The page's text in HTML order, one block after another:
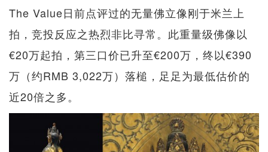
The Value日前点评过的无量佛立像刚于米兰上
拍，竞投反应之热烈非比寻常。此重量级佛像以
€20万起拍，第三口价已升至€200万，终以€390
万（约RMB 3,022万）落槌，足足为最低估价的
近20倍之多。